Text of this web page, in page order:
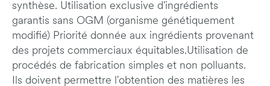
synthèse. Utilisation exclusive d'ingrédients
garantis sans OGM (organisme génétiquement
modifié) Priorité donnée aux ingrédients provenant
des projets commerciaux équitables.Utilisation de
procédés de fabrication simples et non polluants.
Ils doivent permettre l'obtention des matières les